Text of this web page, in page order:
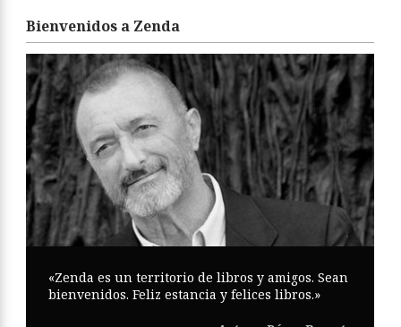
Bienvenidos a Zenda
«Zenda es un territorio de libros y amigos. Sean
bienvenidos. Feliz estancia y felices libros.»